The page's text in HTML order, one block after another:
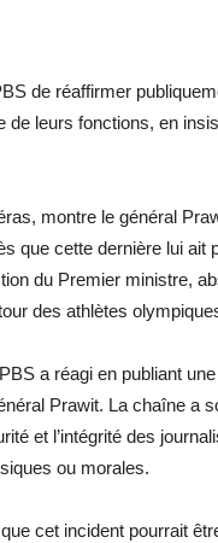
de réaffirmer
de leurs fonctions, en
montre le général
que cette dernière lui
du Premier ministre,
des athlètes
a réagi en publiant
Prawit. La chaîne a
et l’intégrité des
ou morales.
cet incident pourrait